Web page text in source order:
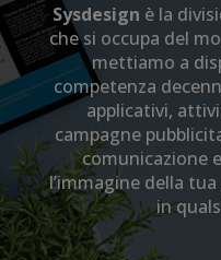
Sysdesign è la
che si occupa del
mettiamo a
competenza
applicativi,
campagne
comunicazione
l’immagine della
in